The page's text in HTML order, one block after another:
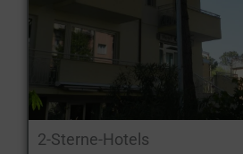
erholsamen Familienurlaub an der
verbringen.
Die Hotels in Tagliata di Cervia sind
Sommer an der Riviera Romagnola
Zentrum des Sommertrubels zu
2-Sterne-Hotels